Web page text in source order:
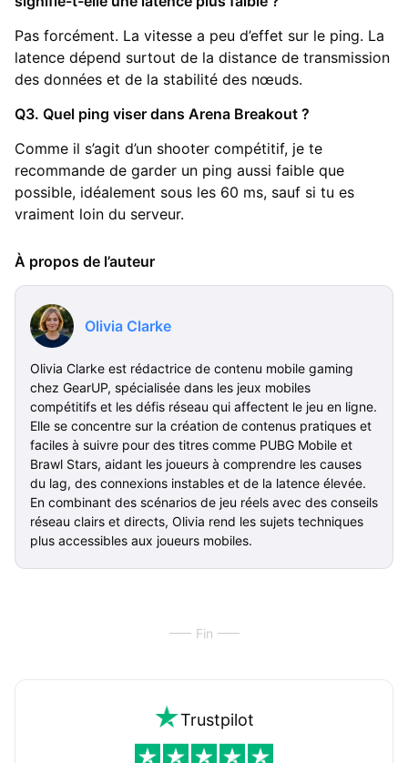
Pas forcément. La vitesse a peu d’effet sur le ping. La
latence dépend surtout de la distance de transmission
des données et de la stabilité des nœuds.
Q3. Quel ping viser dans Arena Breakout ?
Comme il s’agit d’un shooter compétitif, je te
recommande de garder un ping aussi faible que
possible, idéalement sous les 60 ms, sauf si tu es
vraiment loin du serveur.
À propos de l’auteur
Olivia Clarke
Olivia Clarke est rédactrice de contenu mobile gaming
chez GearUP, spécialisée dans les jeux mobiles
compétitifs et les défis réseau qui affectent le jeu en ligne.
Elle se concentre sur la création de contenus pratiques et
faciles à suivre pour des titres comme PUBG Mobile et
Brawl Stars, aidant les joueurs à comprendre les causes
du lag, des connexions instables et de la latence élevée.
En combinant des scénarios de jeu réels avec des conseils
réseau clairs et directs, Olivia rend les sujets techniques
plus accessibles aux joueurs mobiles.
Fin
Trustpilot